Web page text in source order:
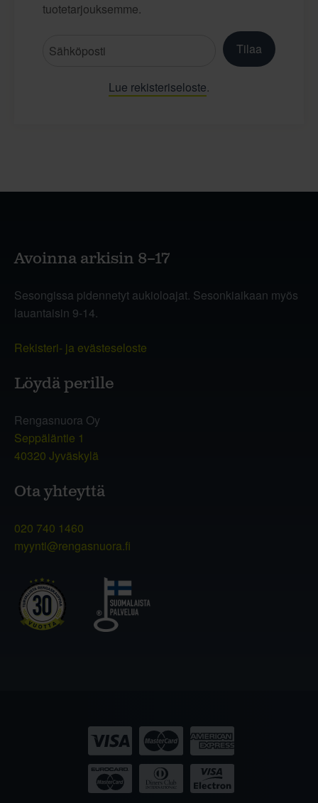
tuotetarjouksemme.
Tilaa
Lue rekisteriseloste.
Avoinna arkisin 8–17
Sesongissa pidennetyt aukioloajat. Sesonkiaikaan myös
lauantaisin 9-14.
Rekisteri- ja evästeseloste
Löydä perille
Rengasnuora Oy
Seppäläntie 1
40320 Jyväskylä
Ota yhteyttä
020 740 1460
myynti@rengasnuora.fi